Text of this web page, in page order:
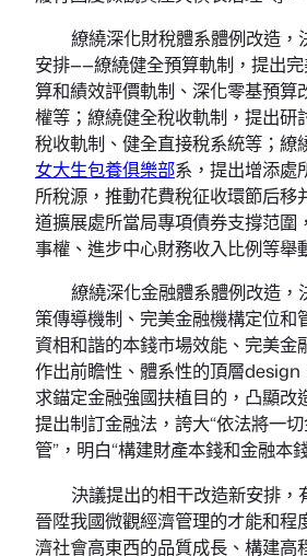
繚繞深化財稅體系體例改造，
安排——繚繞健全預算軌制，提出
算和績效評價軌制、深化零基預算
權等；繚繞健全稅收軌制，提出研
稅收軌制、健全直接稅系統等；繚
女大生包養俱樂部系，提出增添處
所稅源，推動花費稅征收環節后移
道擴展處所當局專項債券支撐范圍
事權、進步中心財務收入比例等舉
繚繞深化金融體系體例改造，
策傳導機制、完美金融機構定位和
資相和諧的本錢市場效能、完美金
作出前瞻性、體系性的頂層design
求錨定金融強國扶植目的，凸顯改
提出制訂金融法，誇大“依法將一
管”，明白“構建財產本錢和金融本錢
決議提出的相干改造新安排，
晉陞我國微觀經濟管理的才能和程
濟社會高東西的品質成長、構建高